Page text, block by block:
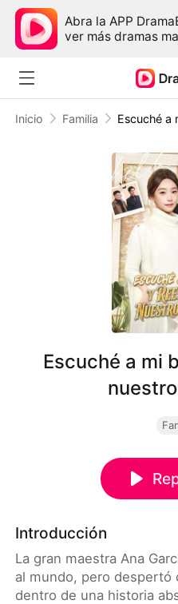
Abra la APP
ver más dramas
Inicio Familia
Escuché a mi
Introducción
La gran maestra Ana
al mundo, pero
dentro de una historia